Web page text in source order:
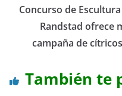
Concurso de
Randstad ofrece
campaña de
También te